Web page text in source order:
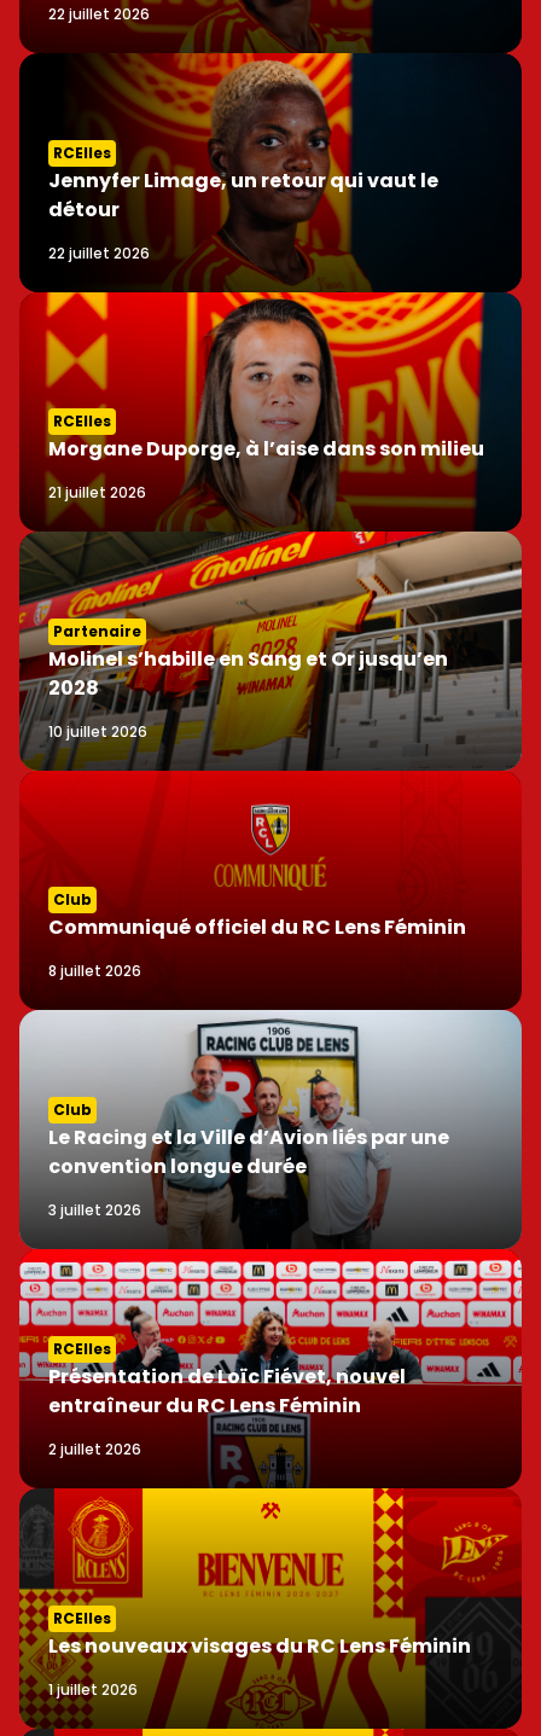
22 juillet 2026
RCElles
Jennyfer Limage, un retour qui vaut le
détour
22 juillet 2026
RCElles
Morgane Duporge, à l’aise dans son milieu
21 juillet 2026
Partenaire
Molinel s’habille en Sang et Or jusqu’en
2028
10 juillet 2026
Club
Communiqué officiel du RC Lens Féminin
8 juillet 2026
Club
Le Racing et la Ville d’Avion liés par une
convention longue durée
3 juillet 2026
RCElles
Présentation de Loïc Fiévet, nouvel
entraîneur du RC Lens Féminin
2 juillet 2026
RCElles
Les nouveaux visages du RC Lens Féminin
1 juillet 2026